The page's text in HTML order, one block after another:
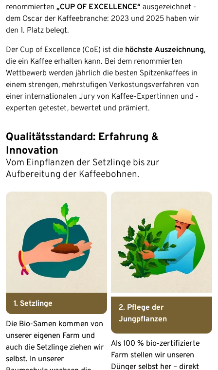
renommierten „CUP OF EXCELLENCE“ ausgezeichnet -
dem Oscar der Kaffeebranche: 2023 und 2025 haben wir
den 1. Platz belegt.
Der Cup of Excellence (CoE) ist die höchste Auszeichnung,
die ein Kaffee erhalten kann. Bei dem renommierten
Wettbewerb werden jährlich die besten Spitzenkaffees in
einem strengen, mehrstufigen Verkostungsverfahren von
einer internationalen Jury von Kaffee-Expertinnen und -
experten getestet, bewertet und prämiert.
Qualitätsstandard: Erfahrung &
Innovation
Vom Einpflanzen der Setzlinge bis zur
Aufbereitung der Kaffeebohnen.
1. Setzlinge
Die Bio-Samen kommen von
unserer eigenen Farm und
auch die Setzlinge ziehen wir
selbst. In unserer
2. Pflege der
Jungpflanzen
Als 100 % bio-zertifizierte
Farm stellen wir unseren
Dünger selbst her – direkt